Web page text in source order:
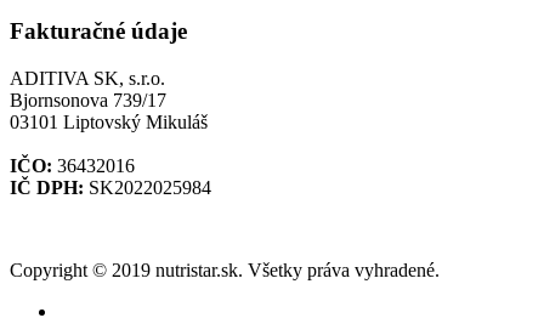
Fakturačné údaje
ADITIVA SK, s.r.o.
Bjornsonova 739/17
03101 Liptovský Mikuláš
IČO: 36432016
IČ DPH: SK2022025984
Copyright © 2019 nutristar.sk. Všetky práva vyhradené.